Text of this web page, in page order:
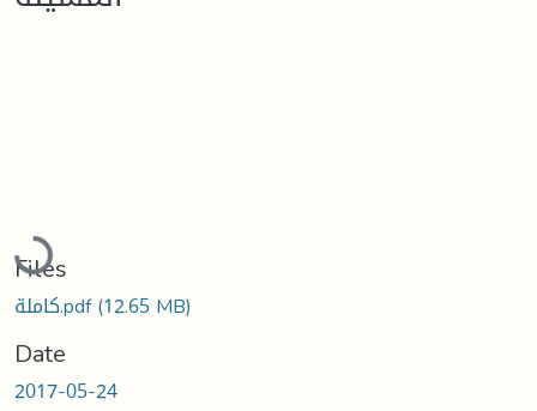
Loading...
Files
كاملة.pdf(12.65 MB)
Date
2017-05-24